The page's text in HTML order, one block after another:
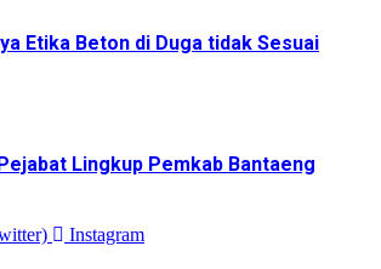
Etika Beton di Duga tidak Sesuai
Lingkup Pemkab Bantaeng
Instagram